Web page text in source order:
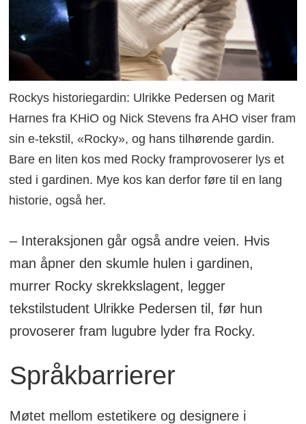
Rockys historiegardin: Ulrikke Pedersen og Marit
Harnes fra KHiO og Nick Stevens fra AHO viser fram
sin e-tekstil, «Rocky», og hans tilhørende gardin.
Bare en liten kos med Rocky framprovoserer lys et
sted i gardinen. Mye kos kan derfor føre til en lang
historie, også her.
– Interaksjonen går også andre veien. Hvis
man åpner den skumle hulen i gardinen,
murrer Rocky skrekkslagent, legger
tekstilstudent Ulrikke Pedersen til, før hun
provoserer fram lugubre lyder fra Rocky.
Språkbarrierer
Møtet mellom estetikere og designere i